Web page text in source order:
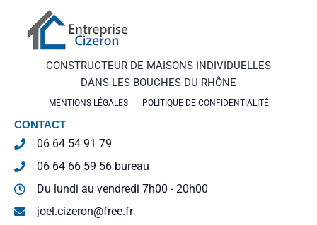
CONSTRUCTEUR DE MAISONS INDIVIDUELLES
DANS LES BOUCHES-DU-RHÔNE
MENTIONS LÉGALES POLITIQUE DE CONFIDENTIALITÉ
CONTACT
06 64 54 91 79
06 64 66 59 56 bureau
Du lundi au vendredi 7h00 - 20h00
joel.cizeron@free.fr